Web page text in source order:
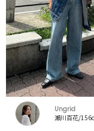
Ungrid
瀬川百花/